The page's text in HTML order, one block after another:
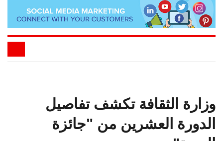
وزارة الثقافة تكشف تفاصيل
الدورة العشرين من "جائزة